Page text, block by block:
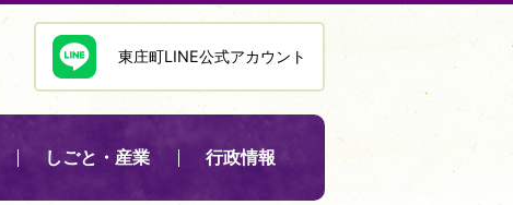
東庄町LINE公式アカウント
しごと・産業 行政情報